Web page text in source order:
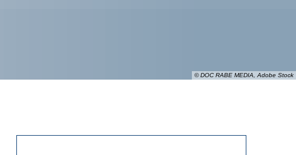
© DOC RABE MEDIA, Adobe Stock